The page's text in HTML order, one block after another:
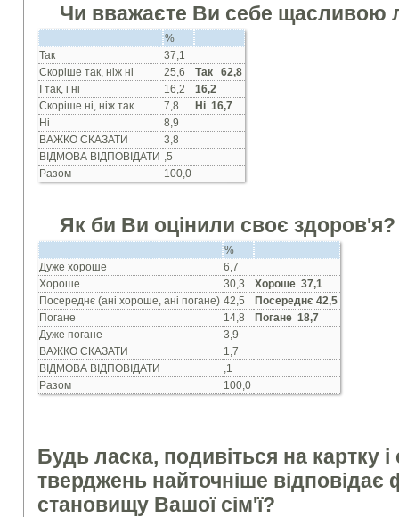
Чи вважаєте Ви себе
%
Так
37,1
Скорiше так, нiж нi
25,6
Так 62,8
I так, i нi
16,2
16,2
Скорiше нi, нiж так
7,8
Ні 16,7
Нi
8,9
ВАЖКО СКАЗАТИ
3,8
ВIДМОВА ВIДПОВIДАТИ ,5
Разом
100,0
Як би Ви оцiнили своє здоров'я?
%
Дуже хороше
6,7
Хороше
30,3 Хороше 37,1
Посереднє (анi хороше, анi погане) 42,5 Посереднє 42,5
Погане
14,8
Погане 18,7
Дуже погане
3,9
ВАЖКО СКАЗАТИ
1,7
ВIДМОВА ВIДПОВIДАТИ
,1
Разом
100,0
Будь ласка, подивiться на картку i
тверджень найточнiше вiдповiдає
становищу Вашої сiм'ї?